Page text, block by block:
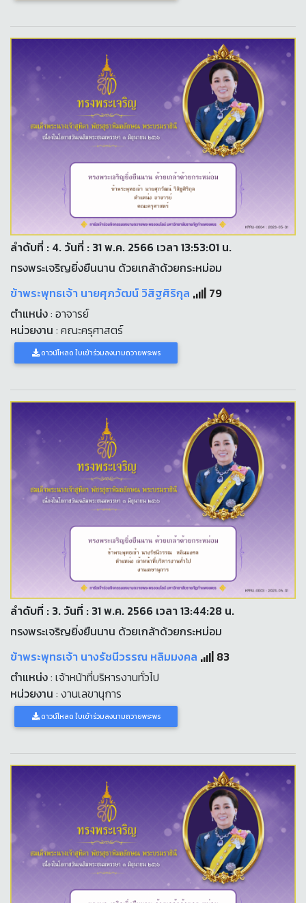
ลำดับที่ : 4. วันที่ : 31 พ.ค. 2566 เวลา 13:53:01 น.
ทรงพระเจริญยิ่งยืนนาน ด้วยเกล้าด้วยกระหม่อม
ข้าพระพุทธเจ้า นายศุภวัฒน์ วิสิฐศิริกุล
79
ตำแหน่ง: อาจารย์
หน่วยงาน : คณะครุศาสตร์
ดาวน์โหลด ใบเข้าร่วมลงนามถวายพระพร
ลำดับที่ : 3. วันที่ : 31 พ.ค. 2566 เวลา 13:44:28 น.
ทรงพระเจริญยิ่งยืนนาน ด้วยเกล้าด้วยกระหม่อม
ข้าพระพุทธเจ้า นางรัชนีวรรณ หลิมมงคล
83
ตำแหน่ง: เจ้าหน้าที่บริหารงานทั่วไป
หน่วยงาน : งานเลขานุการ
ดาวน์โหลด ใบเข้าร่วมลงนามถวายพระพร